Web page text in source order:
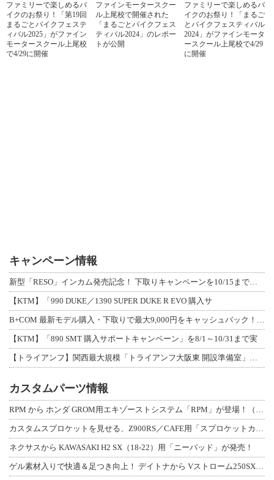
ファミリーで楽しめるバ
イクのお祭り！「第19回
まるごとバイクフェステ
ィバル2025」がファイン
モータースクール上尾校
で4/29に開催
ファインモータースクー
ル上尾校で開催された
「まるごとバイクフェス
ティバル2024」のレポー
トが公開
ファミリーで楽しめるバ
イクのお祭り！「まるご
とバイクフェスティバル
2024」がファインモータ
ースクール上尾校で4/29
に開催
キャンペーン情報
新型「RESO」インカム発売記念！ 下取りキャンペーンを10/15まで延長して開
【KTM】「990 DUKE／1390 SUPER DUKE R EVO 購入サ
B+COM 最新モデル購入・下取りで最大9,000円をキャッシュバック！「B+F
【KTM】「890 SMT 購入サポートキャンペーン」を8/1～10/31まで実
【トライアンフ】関西最大規模「トライアンフ大阪東 開設準備室」がオープン！ 限定
カスタムパーツ情報
RPM から ホンダ GROM用エキゾーストシステム「RPM」が登場！（動画あり
カスタムスプロケットを見せる、Z900RS／CAFE用「スプロケットカバーフルキ
ネクサスから KAWASAKI H2 SX（18-22）用「ニーパッド」が発売！
ゲル素材入りで快適＆足つき向上！ デイトナから Vストローム250SX用「快適ロ